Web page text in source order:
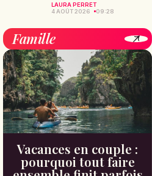
LAURA PERRET
4 AOÛT 2026
09:28
Famille
Vacances en couple :
pourquoi tout faire